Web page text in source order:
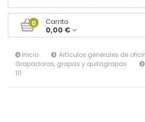
0 Carrito
0,00 €
Inicio
Artículos generales de
Grapadoras, grapas y quitagrapas
111